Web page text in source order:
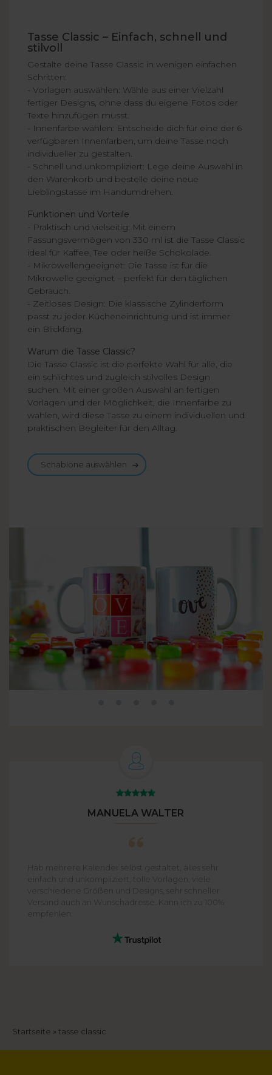
Tasse Classic – Einfach, schnell und
stilvoll
Gestalte deine Tasse Classic in wenigen einfachen
Schritten:
- Vorlagen auswählen: Wähle aus einer Vielzahl
fertiger Designs, ohne dass du eigene Fotos oder
Texte hinzufügen musst.
- Innenfarbe wählen: Entscheide dich für eine der 6
verfügbaren Innenfarben, um deine Tasse noch
individueller zu gestalten.
- Schnell und unkompliziert: Lege deine Auswahl in
den Warenkorb und bestelle deine neue
Lieblingstasse im Handumdrehen.
Funktionen und Vorteile
- Praktisch und vielseitig: Mit einem
Fassungsvermögen von 330 ml ist die Tasse Classic
ideal für Kaffee, Tee oder heiße Schokolade.
- Mikrowellengeeignet: Die Tasse ist für die
Mikrowelle geeignet – perfekt für den täglichen
Gebrauch.
- Zeitloses Design: Die klassische Zylinderform
passt zu jeder Kücheneinrichtung und ist immer
ein Blickfang.
Warum die Tasse Classic?
Die Tasse Classic ist die perfekte Wahl für alle, die
ein schlichtes und zugleich stilvolles Design
suchen. Mit einer großen Auswahl an fertigen
Vorlagen und der Möglichkeit, die Innenfarbe zu
wählen, wird diese Tasse zu einem individuellen und
praktischen Begleiter für den Alltag.
Schablone auswählen
MANUELA WALTER
Hab mehrere Kalender selbst gestaltet, alles sehr
einfach und unkompliziert, tolle Vorlagen, viele
verschiedene Größen und Designs, sehr schneller
Versand auch an Wunschadresse. Kann ich zu 100%
empfehlen.
Pfadnavigation
Startseite tasse classic